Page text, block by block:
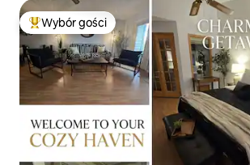
Najpopularniejsze z kategorii Wybór gości
Wybór gości